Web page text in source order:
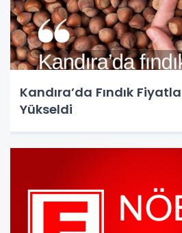
Kandıra’da Fındık
Yükseldi